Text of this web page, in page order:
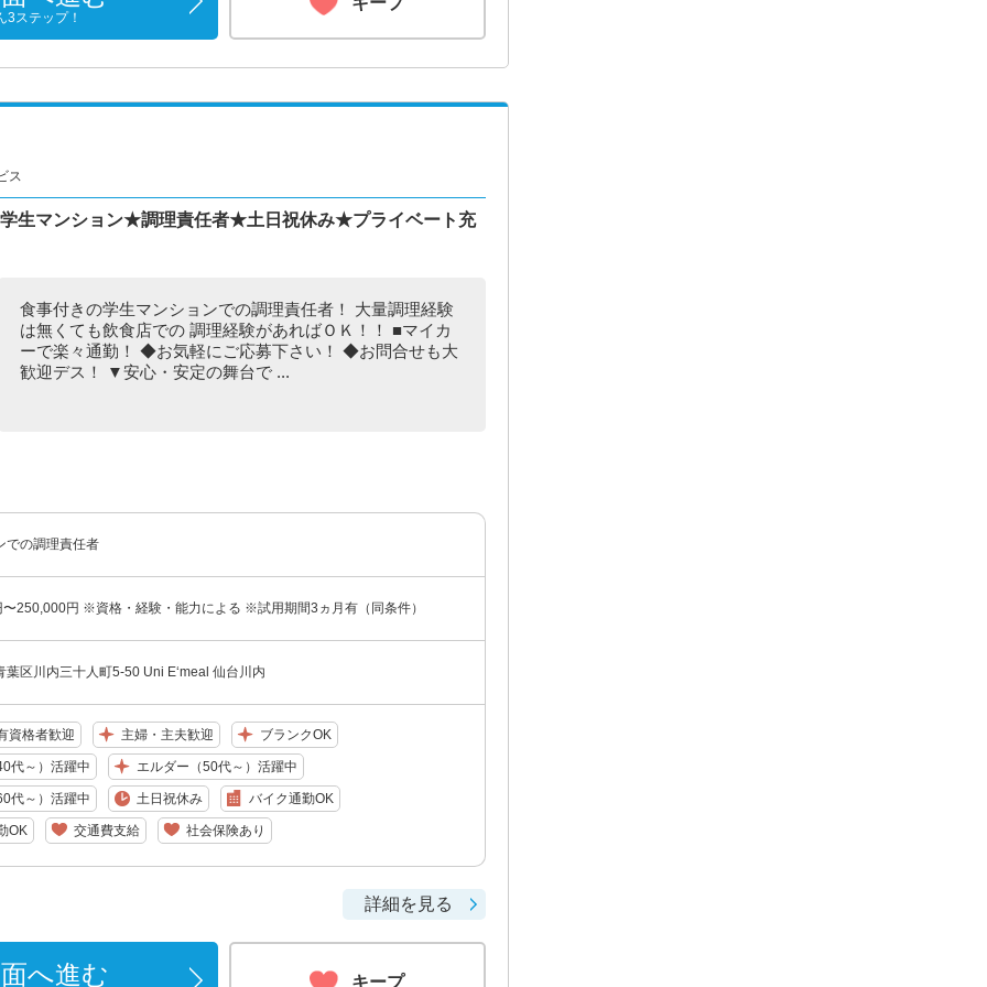
3ステップ！
ス
生マンション★調理責任者★土日祝休み★プライベート充
食事付きの学生マンションでの調理責任者！ 大量調理経験
は無くても飲食店での 調理経験があればＯＫ！！ ■マイカ
ーで楽々通勤！ ◆お気軽にご応募下さい！ ◆お問合せも大
歓迎デス！ ▼安心・安定の舞台で ...
での調理責任者
250,000円 ※資格・経験・能力による ※試用期間3ヵ月有（同条件）
葉区川内三十人町5‐50 Uni E‘meal 仙台川内
資格者歓迎 主婦・主夫歓迎 ブランクOK
代～）活躍中 エルダー（50代～）活躍中
代～）活躍中 土日祝休み バイク通勤OK
OK 交通費支給 社会保険あり
詳細を見る
へ進む キープ